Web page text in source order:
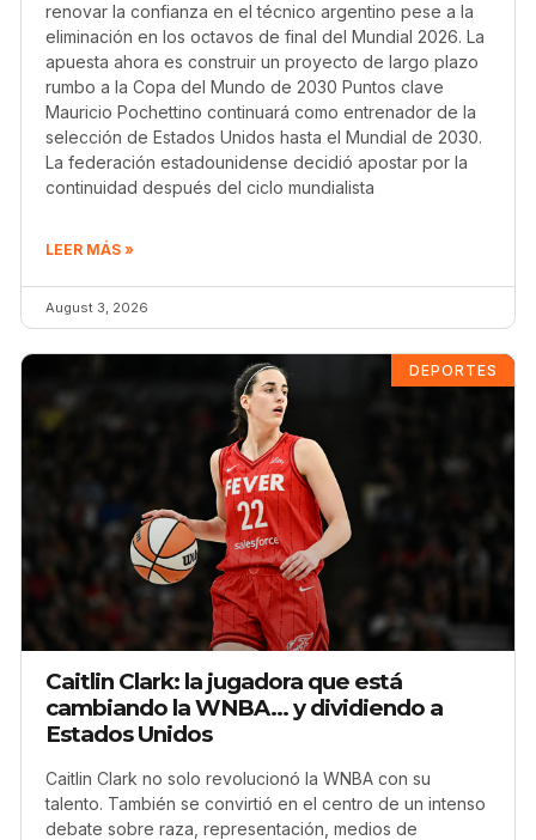
renovar la confianza en el técnico argentino pese a la
eliminación en los octavos de final del Mundial 2026. La
apuesta ahora es construir un proyecto de largo plazo
rumbo a la Copa del Mundo de 2030 Puntos clave
Mauricio Pochettino continuará como entrenador de la
selección de Estados Unidos hasta el Mundial de 2030.
La federación estadounidense decidió apostar por la
continuidad después del ciclo mundialista
LEER MÁS »
August 3, 2026
DEPORTES
Caitlin Clark: la jugadora que está
cambiando la WNBA… y dividiendo a
Estados Unidos
Caitlin Clark no solo revolucionó la WNBA con su
talento. También se convirtió en el centro de un intenso
debate sobre raza, representación, medios de